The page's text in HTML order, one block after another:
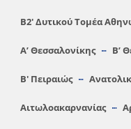
Β2′ Δυτικού Τομέα
A’ Θεσσαλονίκης Β’
Β′ Πειραιώς
Αιτωλοακαρνανίας